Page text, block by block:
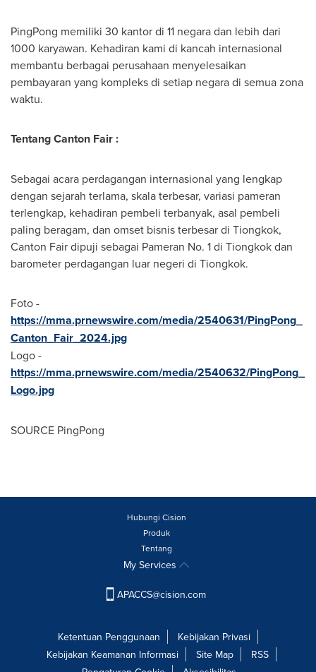
PingPong memiliki 30 kantor di 11 negara dan lebih dari
1000 karyawan. Kehadiran kami di kancah internasional
membantu berbagai perusahaan menyelesaikan
pembayaran yang kompleks di setiap negara di semua zona
waktu.
Tentang Canton Fair:
Sebagai acara perdagangan internasional yang lengkap
dengan sejarah terlama, skala terbesar, variasi pameran
terlengkap, kehadiran pembeli terbanyak, asal pembeli
paling beragam, dan omset bisnis terbesar di Tiongkok,
Canton Fair dipuji sebagai Pameran No. 1 di Tiongkok dan
barometer perdagangan luar negeri di Tiongkok.
Foto -
https://mma.prnewswire.com/media/2540631/PingPong_
Canton_Fair_2024.jpg
Logo -
https://mma.prnewswire.com/media/2540632/PingPong_
Logo.jpg
SOURCE PingPong
Hubungi Cision
Produk
Tentang
My Services
APACCS@cision.com
Ketentuan Penggunaan
Kebijakan Privasi
Kebijakan Keamanan Informasi
Site Map
RSS